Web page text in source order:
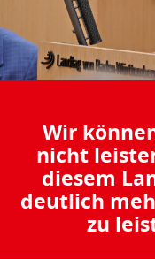
Wir
nicht
diesem
deutlich
zu